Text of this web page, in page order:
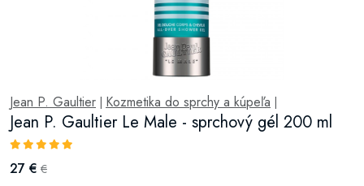
Jean P. Gaultier Kozmetika do sprchy a kúpeľa
Jean P. Gaultier Le Male - sprchový gél 200 ml
27 € €